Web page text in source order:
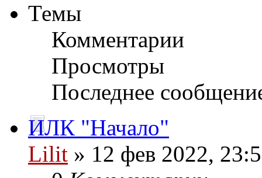
Темы
Комментарии
Просмотры
Последнее
ИЛК "Начало"
Lilit » 12 фев 2022,